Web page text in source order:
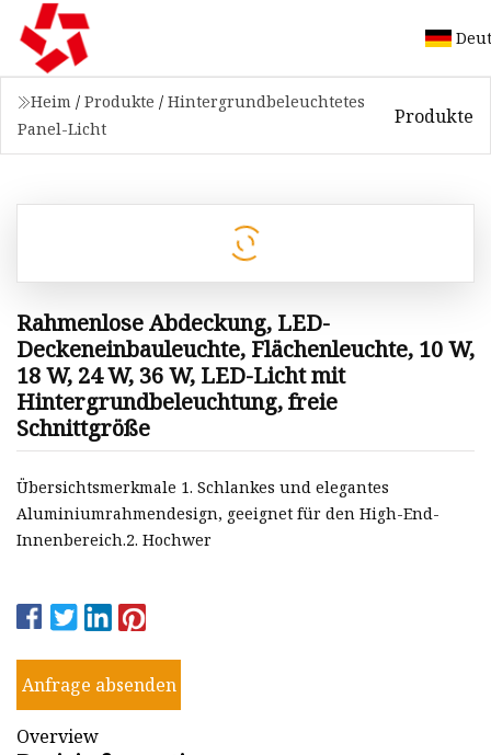
Heim / Produkte / Hintergrundbeleuchtetes
Panel-Licht
Produkte
Rahmenlose Abdeckung, LED-
Deckeneinbauleuchte, Flächenleuchte, 10 W,
18 W, 24 W, 36 W, LED-Licht mit
Hintergrundbeleuchtung, freie
Schnittgröße
Übersichtsmerkmale 1. Schlankes und elegantes
Aluminiumrahmendesign, geeignet für den High-End-
Innenbereich.2. Hochwer
Anfrage absenden
Overview